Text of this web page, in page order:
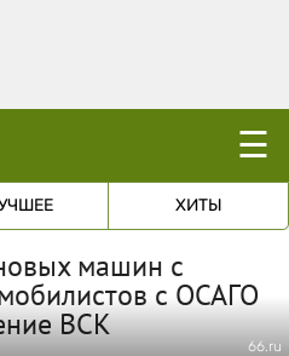
☰
ХИТЫ
машин с
с ОСАГО
ВСК
66.ru